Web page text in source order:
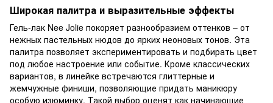
Широкая палитра и выразительные эффекты
Гель-лак Nee Jolie покоряет разнообразием оттенков – от
нежных пастельных нюдов до ярких неоновых тонов. Эта
палитра позволяет экспериментировать и подбирать цвет
под любое настроение или событие. Кроме классических
вариантов, в линейке встречаются глиттерные и
жемчужные финиши, позволяющие придать маникюру
особую изюминку. Такой выбор оценят как начинающие